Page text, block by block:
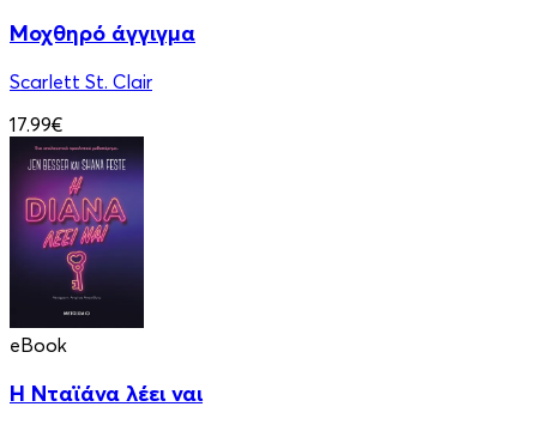
Μοχθηρό άγγιγμα
Scarlett St. Clair
17.99€
eBook
Η Νταϊάνα λέει ναι